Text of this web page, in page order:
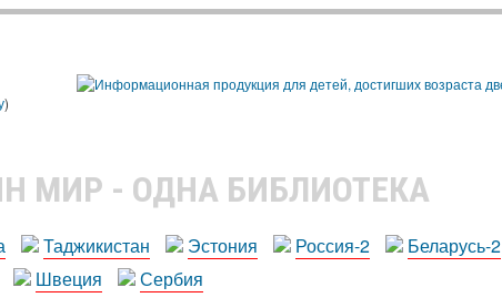
)
МИР - ОДНА БИБЛИОТЕКА
Таджикистан Эстония Россия-2
Беларусь-2
Швеция Сербия